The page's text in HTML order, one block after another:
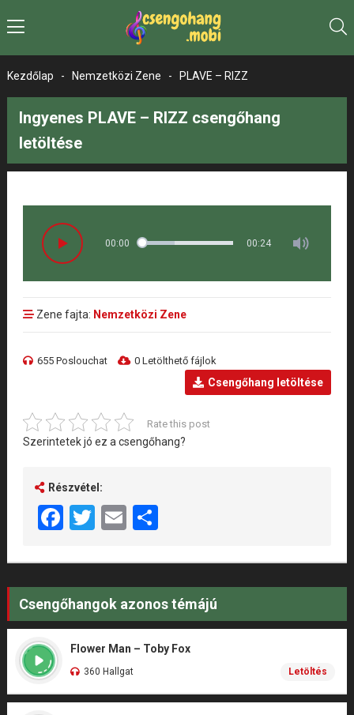
Kezdőlap - Nemzetközi Zene - PLAVE – RIZZ
Ingyenes PLAVE – RIZZ csengőhang
letöltése
00:00 00:24
Zene fajta: Nemzetközi Zene
655 Poslouchat 0 Letölthető fájlok
Csengőhang letöltése
Rate this post
Szerintetek jó ez a csengőhang?
Részvétel:
Facebook
Twitter
EmailShare
Csengőhangok azonos témájú
Flower Man – Toby Fox
360 Hallgat Letöltés